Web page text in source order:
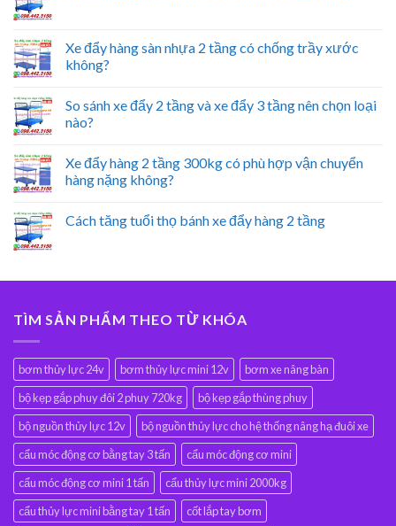
Xe đẩy hàng sàn nhựa 2 tầng có chống trầy xước
không?
So sánh xe đẩy 2 tầng và xe đẩy 3 tầng nên chọn loại
nào?
Xe đẩy hàng 2 tầng 300kg có phù hợp vận chuyển
hàng nặng không?
Cách tăng tuổi thọ bánh xe đẩy hàng 2 tầng
TÌM SẢN PHẨM THEO TỪ KHÓA
bơm thủy lực 24v bơm thủy lực mini 12v
bơm xe nâng bàn
bộ kẹp gắp phuy đôi 2 phuy 720kg
bộ kẹp gắp thùng phuy
bộ nguồn thủy lực 12v
bộ nguồn thủy lực cho hệ thống nâng hạ đuôi xe
cẩu móc động cơ bằng tay 3 tấn
cẩu móc động cơ mini
cẩu móc động cơ mini 1 tấn
cẩu thủy lực mini 2000kg
cẩu thủy lực mini bằng tay 1 tấn
cốt lắp tay bơm